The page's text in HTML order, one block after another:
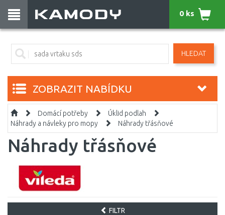
HLEDAT
0 ks
ZOBRAZIT NABÍDKU
Domácí potřeby
Úklid podlah
Náhrady a návleky pro mopy
Náhrady třásňové
Náhrady třásňové
FILTR